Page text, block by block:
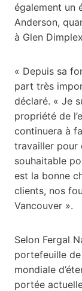
également un
Anderson,
à Glen
« Depuis sa
part très
déclaré. « Je
propriété de
continuera à
travailler pour
souhaitable
est la bonne
clients, nos
Vancouver ».
Selon Fergal
portefeuille de
mondiale
portée